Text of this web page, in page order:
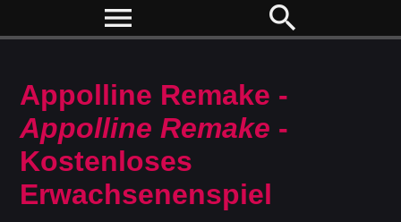
menu search
Appolline Remake -
Appolline Remake -
Kostenloses
Erwachsenenspiel